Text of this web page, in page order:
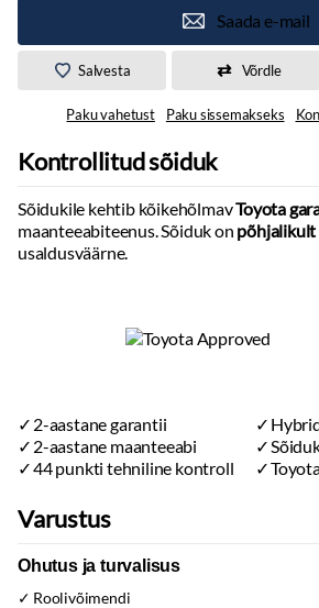
Saada e-mail
Salvesta Võrdle
Paku vahetust Paku sissemakseks
Kontrollitud sõiduk
Sõidukile kehtib kõikehõlmavToyota
maanteeabiteenus. Sõiduk on
usaldusväärne.
2-aastane garantii
2-aastane maanteeabi
44 punkti tehniline kontroll
Varustus
Ohutus ja turvalisus
Roolivõimendi